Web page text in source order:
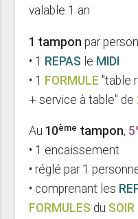
valable 1 an
1 tampon par
• 1 REPAS le MIDI
• 1 FORMULE "table
+ service à table" de
Au 10ème tampon,
• 1 encaissement
• réglé par 1
• comprenant les
FORMULES du SOIR